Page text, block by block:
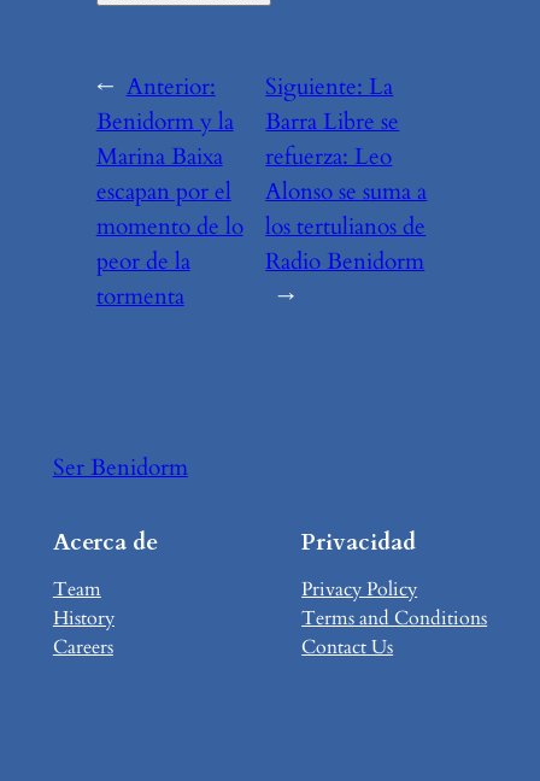
← Anterior:
Benidorm y la
Marina Baixa
escapan por el
momento de lo
peor de la
tormenta
Siguiente: La
Barra Libre se
refuerza: Leo
Alonso se suma a
los tertulianos de
Radio Benidorm
→
Ser Benidorm
Acerca de
Team
History
Careers
Privacidad
Privacy Policy
Terms and Conditions
Contact Us